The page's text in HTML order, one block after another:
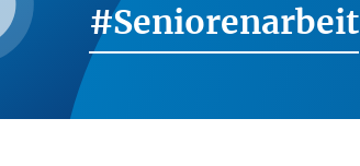
#Seniorenarbeit